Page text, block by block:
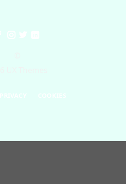
PRIVACY COOKIES